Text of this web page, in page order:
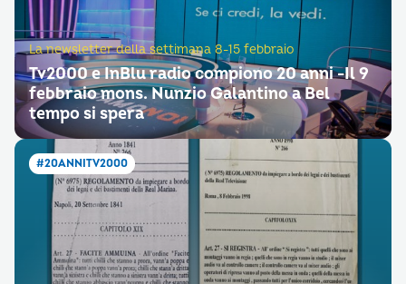
La newsletter della settimana 8-15 febbraio
Tv2000 e InBlu radio compiono 20 anni -Il 9
febbraio mons. Nunzio Galantino a Bel
tempo si spera
#20ANNITV2000